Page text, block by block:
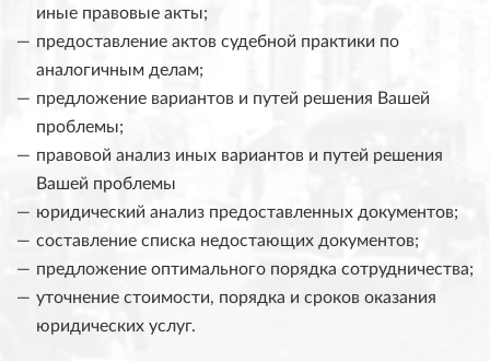
иные правовые акты;
предоставление актов судебной практики по
аналогичным делам;
предложение вариантов и путей решения Вашей
проблемы;
правовой анализ иных вариантов и путей решения
Вашей проблемы
юридический анализ предоставленных документов;
составление списка недостающих документов;
предложение оптимального порядка сотрудничества;
уточнение стоимости, порядка и сроков оказания
юридических услуг.